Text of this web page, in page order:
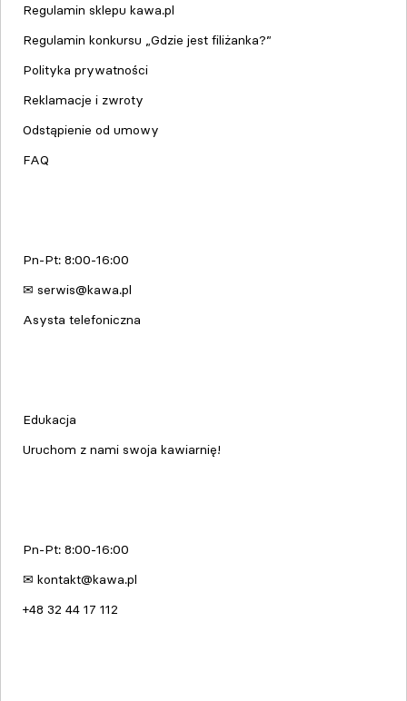
Regulamin sklepu kawa.pl
Regulamin konkursu „Gdzie jest filiżanka?”
Polityka prywatności
Reklamacje i zwroty
Odstąpienie od umowy
FAQ
Pn-Pt: 8:00-16:00
✉ serwis@kawa.pl
Asysta telefoniczna
Edukacja
Uruchom z nami swoja kawiarnię!
Pn-Pt: 8:00-16:00
✉ kontakt@kawa.pl
+48 32 44 17 112